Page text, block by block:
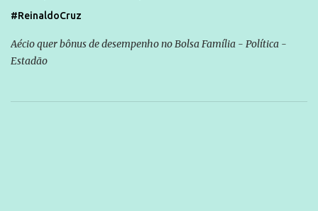
#ReinaldoCruz
Aécio quer bônus de desempenho no Bolsa Família - Política -
Estadão